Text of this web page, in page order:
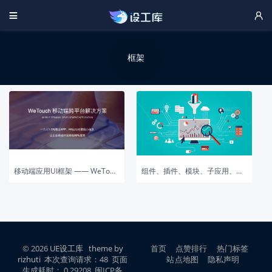
 
框架
移动端应用UI框架 —— WeTouch 组件、插件、模块、子应用、库、框架等概念辨析
© 2026 UE设工库 theme by
rizhuti 本次查询请求：48 页面
首页 点赞排行
热门标签
站点地图
隐私声明